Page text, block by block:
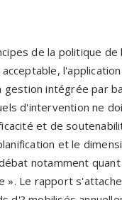
de la politique de
intégrée par
d'intervention ne
et de
et le
notamment
». Le rapport